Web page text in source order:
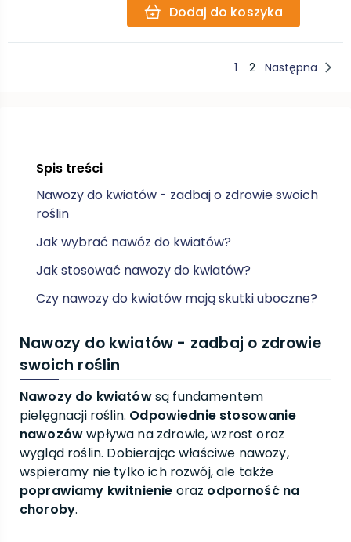
Dodaj do koszyka
1 2 Następna
Spis treści
Nawozy do kwiatów - zadbaj o zdrowie swoich
roślin
Jak wybrać nawóz do kwiatów?
Jak stosować nawozy do kwiatów?
Czy nawozy do kwiatów mają skutki uboczne?
Nawozy do kwiatów - zadbaj o zdrowie
swoich roślin
Nawozy do kwiatówsą fundamentem
pielęgnacji roślin. Odpowiednie stosowanie
nawozówwpływa na zdrowie, wzrost oraz
wygląd roślin. Dobierając właściwe nawozy,
wspieramy nie tylko ich rozwój, ale także
poprawiamy kwitnienie oraz odporność na
choroby.